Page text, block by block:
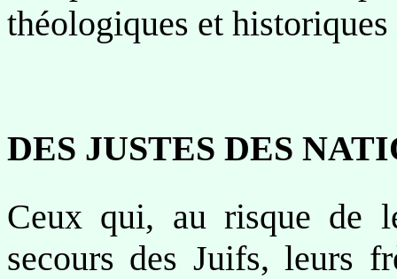
théologiques et
DES JUSTES DES
Ceux qui, au risque de
secours des Juifs, leurs